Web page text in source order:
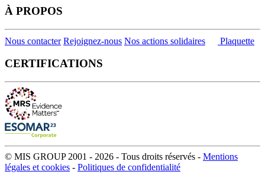
À PROPOS
Nous contacter Rejoignez-nous Nos actions solidaires Plaquette
CERTIFICATIONS
© MIS GROUP 2001 - 2026 - Tous droits réservés - Mentions
légales et cookies - Politiques de confidentialité